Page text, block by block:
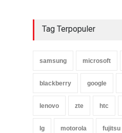
Tag Terpopuler
samsung microsoft
blackberry google
lenovo zte htc
lg motorola fujitsu